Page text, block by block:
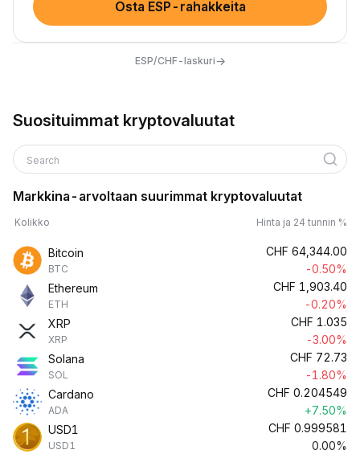
Osta ESP-rahakkeita
ESP/CHF-laskuri→
Suosituimmat kryptovaluutat
Search
Markkina-arvoltaan suurimmat kryptovaluutat
Kolikko Hinta ja 24 tunnin %
Bitcoin
BTC
CHF 64,344.00
-0.50%
Ethereum
ETH
CHF 1,903.40
-0.20%
XRP
XRP
CHF 1.035
-3.00%
Solana
SOL
CHF 72.73
-1.80%
Cardano
ADA
CHF 0.204549
+7.50%
USD1
USD1
CHF 0.999581
0.00%